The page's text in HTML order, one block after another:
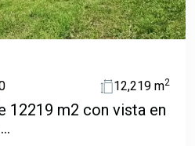
12,219 m2
12219 m2 con vista en